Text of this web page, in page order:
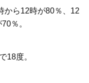
から12時が80％、12
％。
18度。